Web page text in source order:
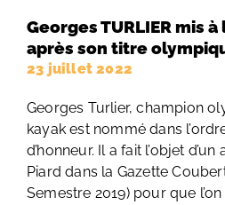
Georges TURLIER mis
après son titre
23 juillet 2022
Georges Turlier, champion
kayak est nommé dans
d’honneur. Il a fait l’objet
Piard dans la Gazette
Semestre 2019) pour que